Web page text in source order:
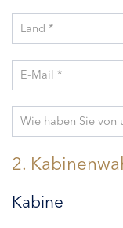
Land *
E-Mail *
Wie haben Sie von
2.
Kabine